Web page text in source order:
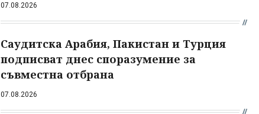
07.08.2026
Саудитска Арабия, Пакистан и Турция
подписват днес споразумение за
съвместна отбрана
07.08.2026